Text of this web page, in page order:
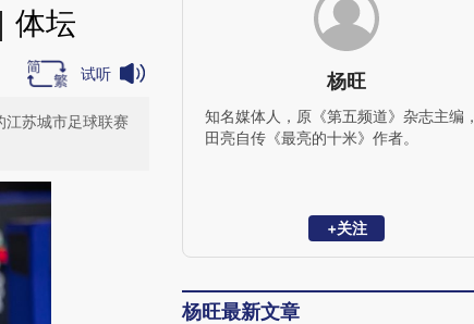
体坛
试听
江苏城市足球联赛
杨旺
知名媒体人，原《第五频道》杂志主编，
田亮自传《最亮的十米》作者。
+关注
杨旺最新文章